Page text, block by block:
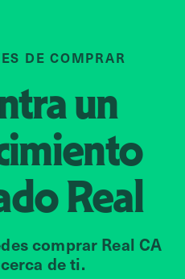
DE COMPRAR
un
Real
comprar Real CA
de ti.